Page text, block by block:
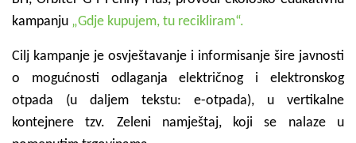
kampanju „Gdje kupujem, tu recikliram“.
Cilj kampanje je osvještavanje i informisanje šire javnosti
o mogućnosti odlaganja električnog i elektronskog
otpada (u daljem tekstu: e-otpada), u vertikalne
kontejnere tzv. Zeleni namještaj, koji se nalaze u